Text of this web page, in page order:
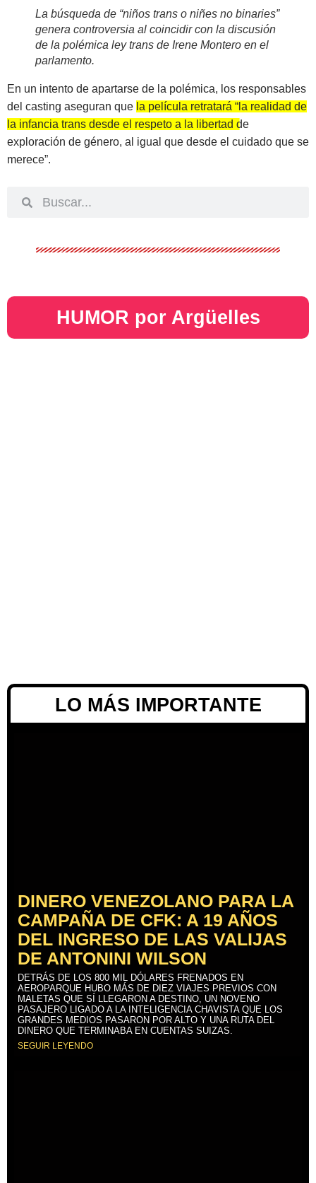
La búsqueda de “niños trans o niñes no binaries”
genera controversia al coincidir con la discusión
de la polémica ley trans de Irene Montero en el
parlamento.
En un intento de apartarse de la polémica, los responsables
del casting aseguran que la película retratará “la realidad de
la infancia trans desde el respeto a la libertad de
exploración de género, al igual que desde el cuidado que se
merece”.
HUMOR por Argüelles​
LO MÁS IMPORTANTE
DINERO VENEZOLANO PARA LA
CAMPAÑA DE CFK: A 19 AÑOS
DEL INGRESO DE LAS VALIJAS
DE ANTONINI WILSON
DETRÁS DE LOS 800 MIL DÓLARES FRENADOS EN
AEROPARQUE HUBO MÁS DE DIEZ VIAJES PREVIOS CON
MALETAS QUE SÍ LLEGARON A DESTINO, UN NOVENO
PASAJERO LIGADO A LA INTELIGENCIA CHAVISTA QUE LOS
GRANDES MEDIOS PASARON POR ALTO Y UNA RUTA DEL
DINERO QUE TERMINABA EN CUENTAS SUIZAS.
SEGUIR LEYENDO